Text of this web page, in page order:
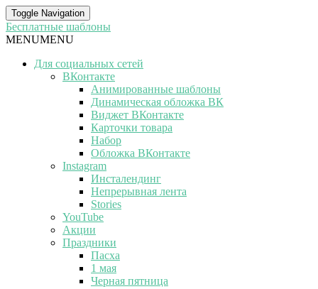
Toggle Navigation
Бесплатные шаблоны
MENUMENU
Для социальных сетей
ВКонтакте
Анимированные шаблоны
Динамическая обложка ВК
Виджет ВКонтакте
Карточки товара
Набор
Обложка ВКонтакте
Instagram
Инсталендинг
Непрерывная лента
Stories
YouTube
Акции
Праздники
Пасха
1 мая
Черная пятница